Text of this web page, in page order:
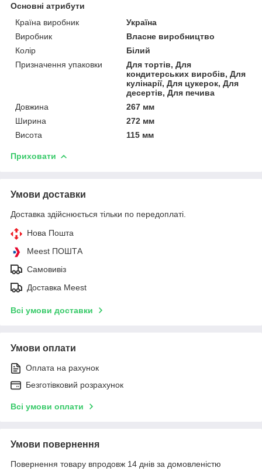
Основні атрибути
Країна виробник
Україна
Виробник
Власне виробництво
Колір
Білий
Призначення упаковки
Для тортів, Для
кондитерських виробів, Для
кулінарії, Для цукерок, Для
десертів, Для печива
Довжина
267 мм
Ширина
272 мм
Висота
115 мм
Приховати
Умови доставки
Доставка здійснюється тільки по передоплаті.
Нова Пошта
Meest ПОШТА
Самовивіз
Доставка Meest
Всі умови доставки
Умови оплати
Оплата на рахунок
Безготівковий розрахунок
Всі умови оплати
Умови повернення
Повернення товару впродовж 14 днів за домовленістю